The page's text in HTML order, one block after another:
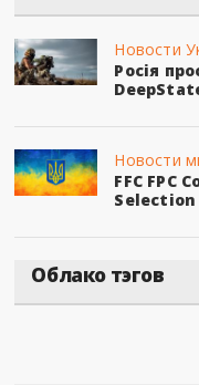
Новости
Росія
Новости
FFC FPC
Selection
Облако тэгов